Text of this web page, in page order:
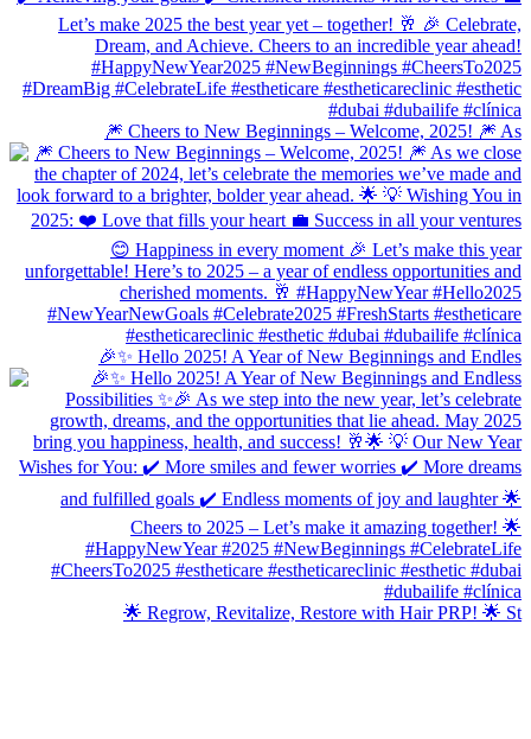
🎆 Cheers to New Beginnings – Welcome, 2025! 🎆 As
🎉✨ Hello 2025! A Year of New Beginnings and Endles
🌟 Regrow, Revitalize, Restore with Hair PRP! 🌟 St